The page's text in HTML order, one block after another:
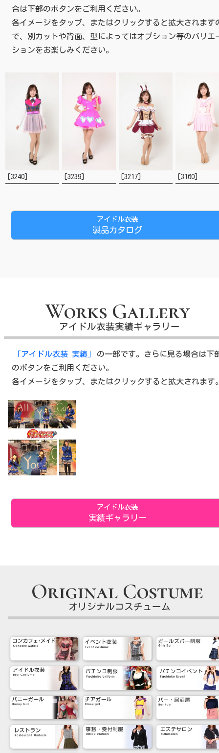
合は下部のボタンをご利用ください。
各イメージをタップ、またはクリックすると拡大されます
で、 別カットや背面、型によってはオプション等のバリエ
ションをお楽しみください。
[3240] [3239] [3217] [3160]
アイドル衣装
製品カタログ
Works Gallery
アイドル衣装実績ギャラリー
「アイドル衣装 実績」
の一部です。さらに見る場合は下
のボタンをご利用ください。
各イメージをタップ、またはクリックすると拡大されます
アイドル衣装
実績ギャラリー
Original Costume
オリジナルコスチューム